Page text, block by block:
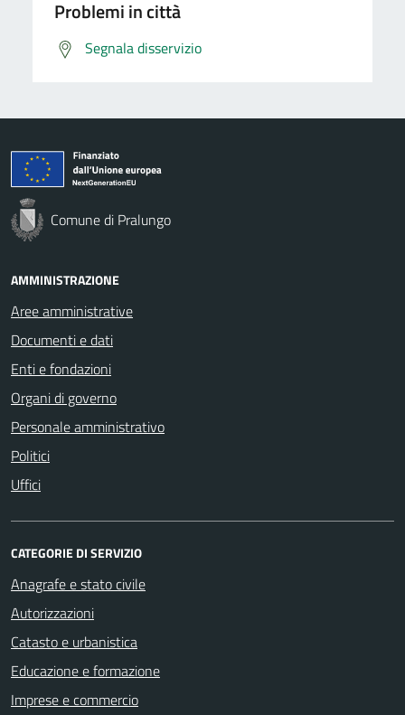
Problemi in città
Segnala disservizio
Comune di Pralungo
AMMINISTRAZIONE
Aree amministrative
Documenti e dati
Enti e fondazioni
Organi di governo
Personale amministrativo
Politici
Uffici
CATEGORIE DI SERVIZIO
Anagrafe e stato civile
Autorizzazioni
Catasto e urbanistica
Educazione e formazione
Imprese e commercio